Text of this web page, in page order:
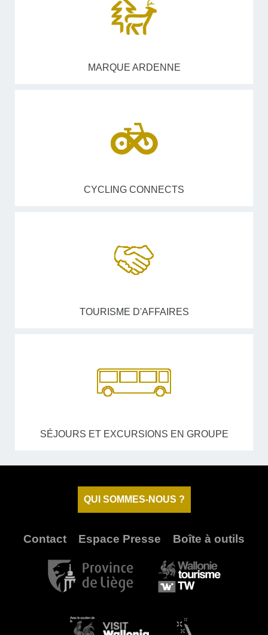
MARQUE ARDENNE
CYCLING CONNECTS
TOURISME D'AFFAIRES
SÉJOURS ET EXCURSIONS EN GROUPE
QUI SOMMES-NOUS ?
Contact Espace Presse Boîte à outils